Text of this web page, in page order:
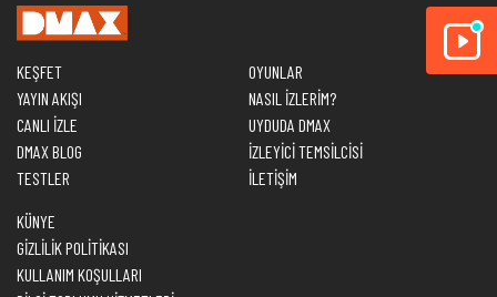
KEŞFET
YAYIN AKIŞI
CANLI İZLE
DMAX BLOG
TESTLER
OYUNLAR
NASIL İZLERİM?
UYDUDA DMAX
İZLEYİCİ TEMSİLCİSİ
İLETİŞİM
KÜNYE
GİZLİLİK POLİTİKASI
KULLANIM KOŞULLARI